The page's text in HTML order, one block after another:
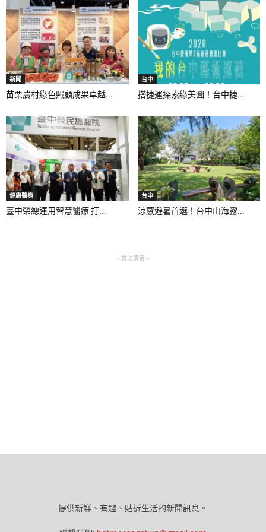
新聞
苗栗農村綠色照顧成果卓越...
台中
搭捷運探索綠美圖！台中捷...
健康醫療
臺中榮總運用智慧醫療 打...
台中
涼感避暑首選！台中山海露...
- 贊助廣告 -
提供新鮮、有趣、貼近生活的新聞訊息。